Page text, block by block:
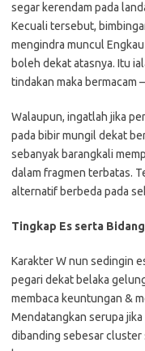
segar kerendam pada
Kecuali tersebut,
mengindra muncul
boleh dekat atasnya. Itu
tindakan maka bermacam
Walaupun, ingatlah jika
pada bibir mungil dekat
sebanyak barangkali
dalam fragmen terbatas.
alternatif berbeda pada
Tingkap Es serta
Karakter W nun sedingin
pegari dekat belaka
membaca keuntungan &
Mendatangkan serupa
dibanding sebesar cluster